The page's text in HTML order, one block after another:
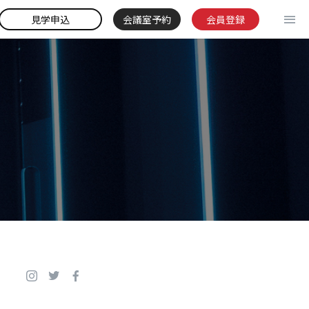
見学申込 会議室予約 会員登録